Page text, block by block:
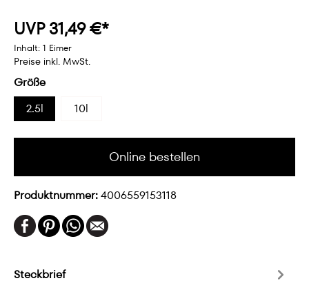
UVP 31,49 €*
Inhalt: 1 Eimer
Preise inkl. MwSt.
Größe
2.5l
10l
Online bestellen
Produktnummer:4006559153118
Steckbrief